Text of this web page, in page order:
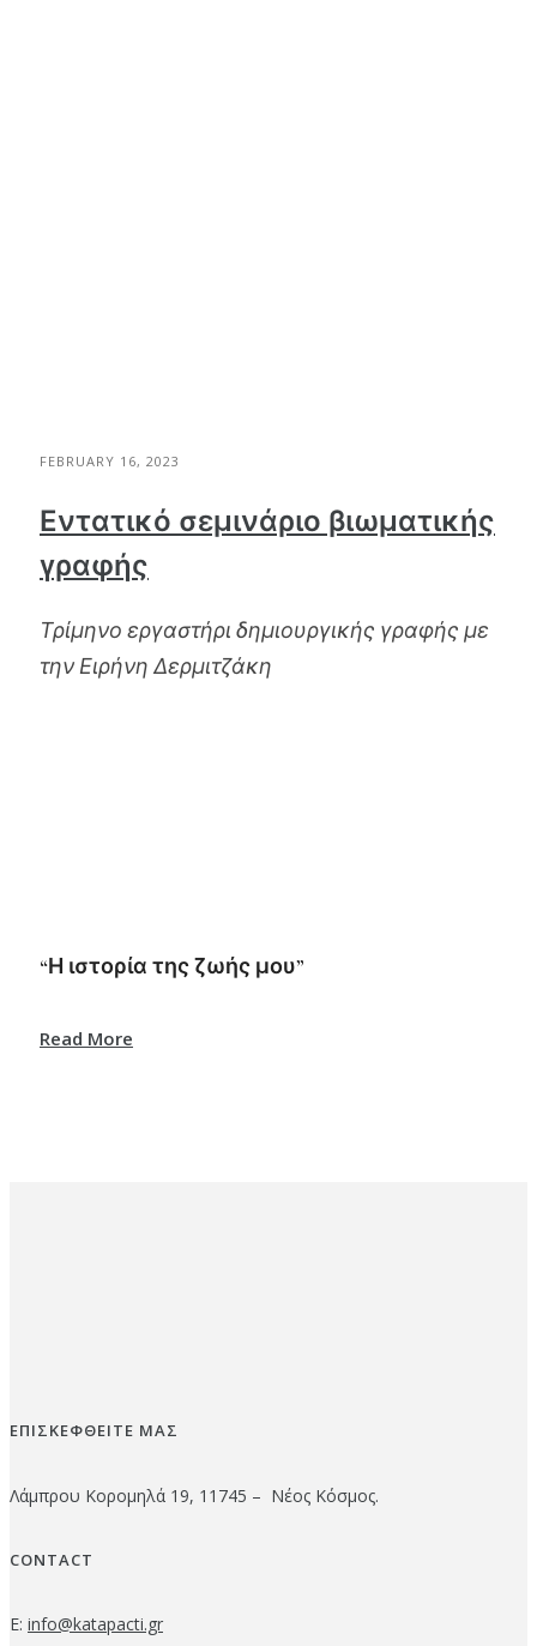
FEBRUARY 16, 2023
Εντατικό σεμινάριο βιωματικής
γραφής
Τρίμηνο εργαστήρι δημιουργικής γραφής με
την Ειρήνη Δερμιτζάκη
“Η ιστορία της ζωής μου”
Read More
ΕΠΙΣΚΕΦΘΕΙΤΕ ΜΑΣ
Λάμπρου Κορομηλά 19, 11745 – Νέος Κόσμος.
CONTACT
E: info@katapacti.gr